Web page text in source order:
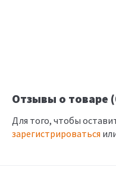
Отзывы о товаре
Для того, чтобы
зарегистрироваться